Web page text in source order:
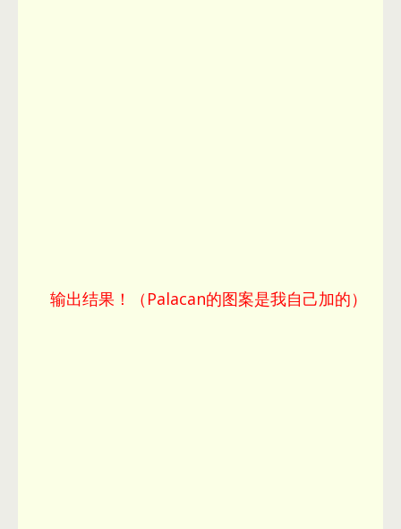
输出结果！（Palacan的图案是我自己加的）